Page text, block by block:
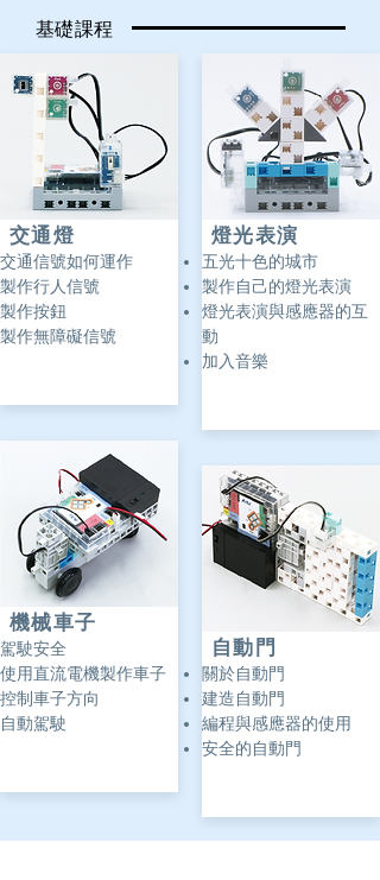
​基礎課程
交通燈
交通信號如何運作
製作行人信號
製作按鈕
製作無障礙信號
​機械車子
駕駛安全
使用直流電機製作車子
控制車子方向
自動駕駛
燈光表演
五光十色的城市
製作自己的燈光表演
燈光表演與感應器的互
動
加入音樂
自動門
關於自動門
建造自動門
編程與感應器的使用
安全的自動門